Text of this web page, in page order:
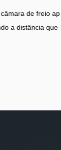
freio aplicando
que a haste